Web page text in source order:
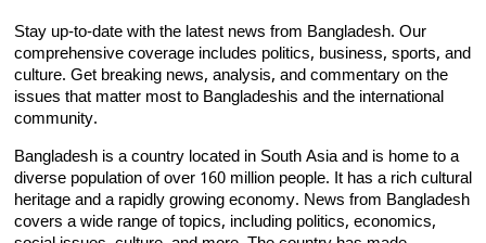
Stay up-to-date with the latest news from Bangladesh. Our
comprehensive coverage includes politics, business, sports, and
culture. Get breaking news, analysis, and commentary on the
issues that matter most to Bangladeshis and the international
community.
Bangladesh is a country located in South Asia and is home to a
diverse population of over 160 million people. It has a rich cultural
heritage and a rapidly growing economy. News from Bangladesh
covers a wide range of topics, including politics, economics,